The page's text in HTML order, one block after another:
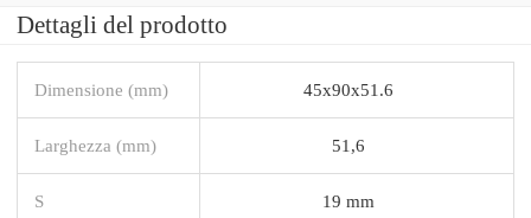
Dettagli del prodotto
Dimensione (mm) 45x90x51.6
Larghezza (mm) 51,6
S 19 mm